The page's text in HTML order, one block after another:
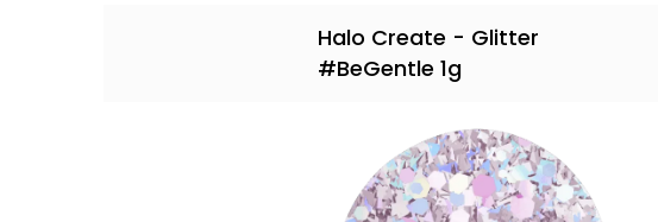
Halo Create - Glitter
#BeGentle 1g